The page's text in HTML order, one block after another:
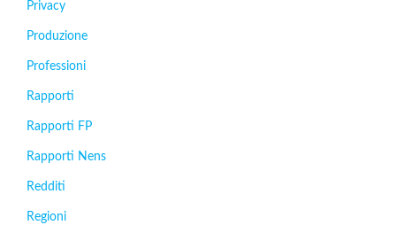
Privacy
Produzione
Professioni
Rapporti
Rapporti FP
Rapporti Nens
Redditi
Regioni